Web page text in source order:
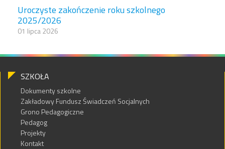
Uroczyste zakończenie roku szkolnego
2025/2026
01 lipca 2026
SZKOŁA
Dokumenty szkolne
Zakładowy Fundusz Świadczeń Socjalnych
Grono Pedagogiczne
Pedagog
Projekty
Kontakt